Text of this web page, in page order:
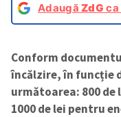
AdaugăZdG ca
Conform
încălzire, în funcție
următoarea: 800
1000 de lei pentru